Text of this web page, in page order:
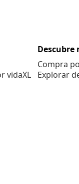
vidaXL
Descubre
Compra
Explorar